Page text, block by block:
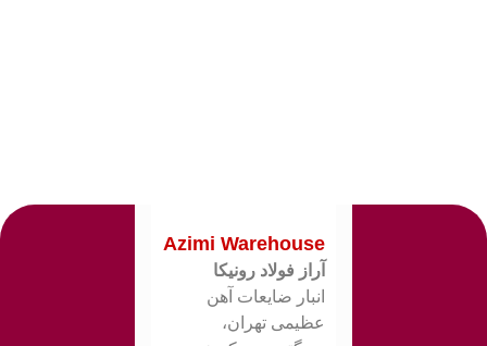
Azimi Warehouse
آراز فولاد رونیکا
انبار ضایعات آهن
عظیمی تهران،